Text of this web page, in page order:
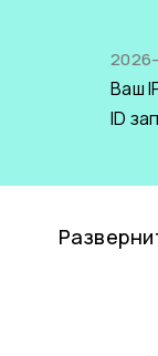
Ваш
ID